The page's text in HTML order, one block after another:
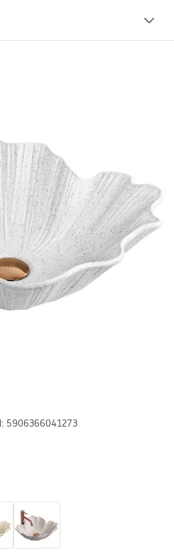
: 5906366041273